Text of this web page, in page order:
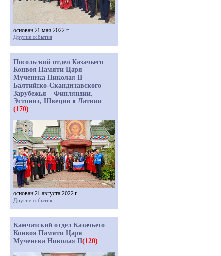
основан 21 мая 2022 г.
Другие события
Посольский отдел Казачьего
Конвоя Памяти Царя
Мученика Николая II
Балтийско-Скандинавского
Зарубежья – Финляндии,
Эстонии, Швеции и Латвии
(170)
основан 21 августа 2022 г.
Другие события
Камчатский отдел Казачьего
Конвоя Памяти Царя
Мученика Николая II(120)